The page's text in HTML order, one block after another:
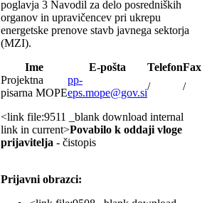
poglavja 3 Navodil za delo posredniških
organov in upravičencev pri ukrepu
energetske prenove stavb javnega sektorja
(MZI).
Ime E-pošta TelefonFax
Projektna
pisarna MOPE
pp-
eps.mope@gov.si
/
/
<link file:9511 _blank download internal
link in current>Povabilo k oddaji vloge
prijavitelja - čistopis
Prijavni obrazci: